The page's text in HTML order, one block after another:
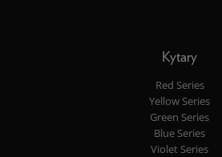
Kytary
Red Series
Yellow Series
Green Series
Blue Series
Violet Series